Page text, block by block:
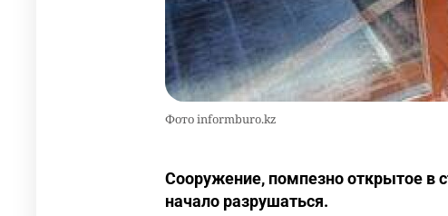
Фото informburo.kz
Сооружение, помпезно открытое в
начало разрушаться.